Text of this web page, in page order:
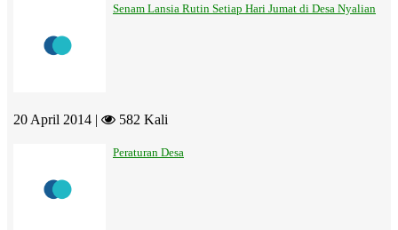
Senam Lansia Rutin Setiap Hari Jumat di Desa Nyalian
20 April 2014 | 582 Kali
Peraturan Desa